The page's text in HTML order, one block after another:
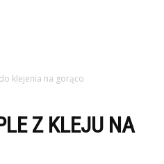
klejenia na gorąco
Z KLEJU NA